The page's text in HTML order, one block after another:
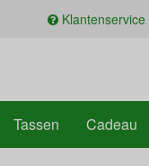
Klantenservice
Tassen Cadeau